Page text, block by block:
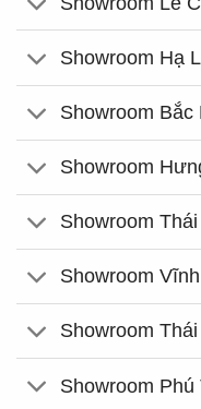
Showroom Hạ
Showroom Bắc
Showroom
Showroom
Showroom
Showroom
Showroom Phú